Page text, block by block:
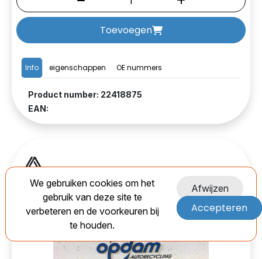
Info eigenschappen OE nummers
Product number: 22418875
EAN:
Toevoegen
We gebruiken cookies om het
gebruik van deze site te
verbeteren en de voorkeuren bij
te houden.
Afwijzen
Accepteren